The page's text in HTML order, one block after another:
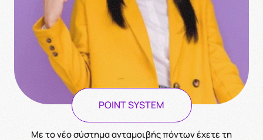
POINT SYSTEM
Με το νέο σύστημα ανταμοιβής πόντων έχετε τη